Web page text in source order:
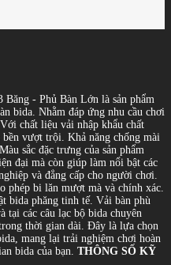
Băng - Phủ Bàn Lớn là sản phẩm
bida. Nhằm đáp ứng nhu cầu chơi
chất liệu vải nhập khẩu chất
vượt trội. Khả năng chống mài
sắc đặc trưng của sản phẩm
đại mà còn giúp làm nổi bật các
và đẳng cấp cho người chơi.
phép bi lăn mượt mà và chính xác.
bida phăng tinh tế. Vải bàn phù
tại các câu lạc bộ bida chuyên
thời gian dài. Đây là lựa chọn
mang lại trải nghiệm chơi hoàn
bida của bạn. THÔNG SỐ KỸ